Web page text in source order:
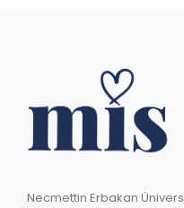
Necmettin Erbakan